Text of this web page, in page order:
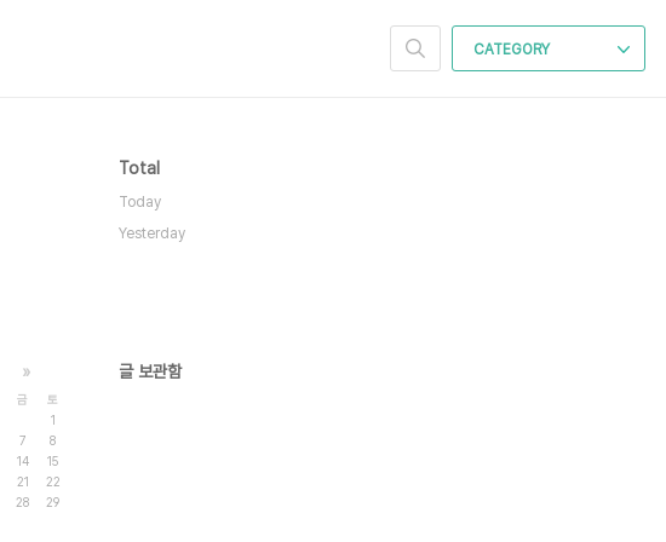
CATEGORY
Total
Today
Yesterday
»
금
토
1
7
8
14
15
21
22
28
29
글 보관함